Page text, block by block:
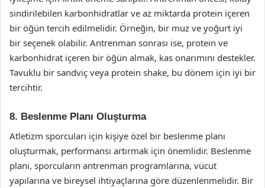
sindirilebilen karbonhidratlar ve az miktarda protein içeren
bir öğün tercih edilmelidir. Örneğin, bir muz ve yoğurt iyi
bir seçenek olabilir. Antrenman sonrası ise, protein ve
karbonhidrat içeren bir öğün almak, kas onarımını destekler.
Tavuklu bir sandviç veya protein shake, bu dönem için iyi bir
tercihtir.
8. Beslenme Planı Oluşturma
Atletizm sporcuları için kişiye özel bir beslenme planı
oluşturmak, performansı artırmak için önemlidir. Beslenme
planı, sporcuların antrenman programlarına, vücut
yapılarına ve bireysel ihtiyaçlarına göre düzenlenmelidir. Bir